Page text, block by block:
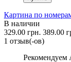
Картина по
В наличии
329.00 грн. 389.00
1 отзыв(-ов)
Рекомендуем